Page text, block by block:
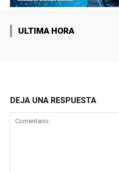
ULTIMA HORA
DEJA UNA RESPUESTA